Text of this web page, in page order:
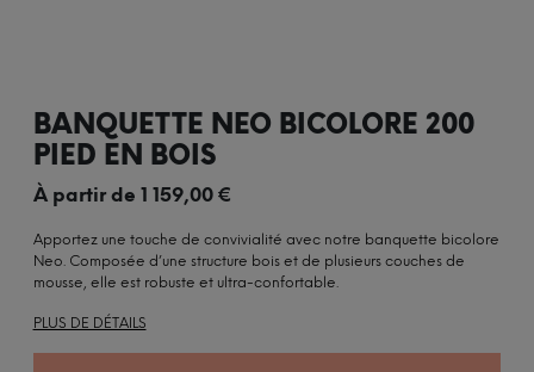
BANQUETTE NEO BICOLORE 200
PIED EN BOIS
À partir de 1 159,00€
Apportez une touche de convivialité avec notre banquette bicolore
Neo. Composée d’une structure bois et de plusieurs couches de
mousse, elle est robuste et ultra-confortable.
PLUS DE DÉTAILS